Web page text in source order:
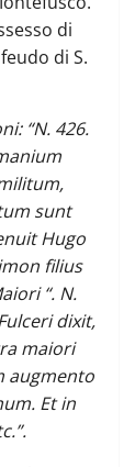
di
di S.
“N. 426.
sunt
Hugo
filius
“. N.
dixit,
maiori
augmento
Et in